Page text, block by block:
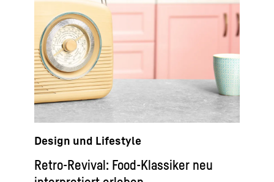
Design und Lifestyle
Retro-Revival: Food-Klassiker neu